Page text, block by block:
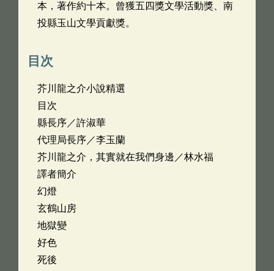
本，著作約十本。曾獲五四獎文學活動獎、南
投縣玉山文學貢獻獎。
目次
芥川龍之介小說精選
目次
縣長序／許淑華
代理局長序／李玉蘭
芥川龍之介，其實就在我們身邊／林水福
譯者簡介
幻燈
玄鶴山房
地獄變
好色
死後